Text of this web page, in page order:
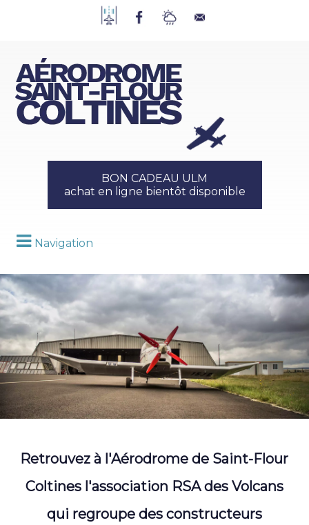
BON CADEAU ULM
achat en ligne bientôt disponible
Navigation
Retrouvez à l'Aérodrome de Saint-Flour
Coltines l'association RSA des Volcans
qui regroupe des constructeurs